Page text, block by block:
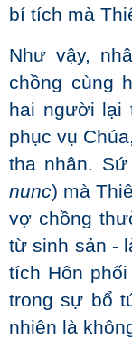
bí tích mà
Như vậy,
chồng cùng
hai người lại
phục vụ
tha nhân. Sứ
nunc) mà
vợ chồng
từ sinh sản -
tích Hôn
trong sự bổ
nhiên là